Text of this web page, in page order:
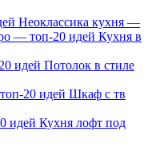
Неоклассика кухня —
Кухня в
Потолок в стиле
Шкаф с тв
Кухня лофт под